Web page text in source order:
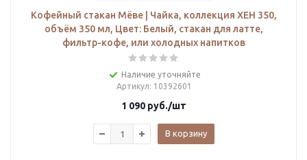
Кофейный стакан Мёве | Чайка, коллекция ХЕН 350,
объём 350 мл, Цвет: Белый, стакан для латте,
фильтр-кофе, или холодных напитков
Наличие уточняйте
Артикул: 10392601
1 090 руб./шт
В корзину